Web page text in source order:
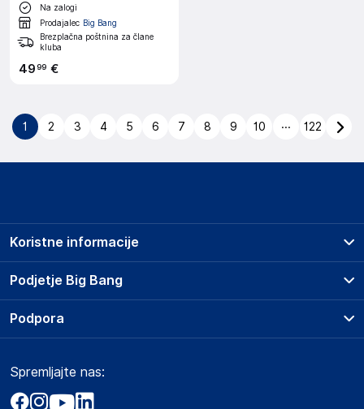
Na zalogi
Prodajalec Big Bang
Brezplačna poštnina za člane
kluba
4999 €
1 2 3 4 5 6 7 8 9 10 ... 122
Podjetje Big Bang
O podjetju
Obvestila za javnost
Akt o digitalnih storitvah
Koristne informacije
Prodajna mesta
Storitve
Dostava, vnos in odvoz
Podpora
Marketplace
Kako oddati naročilo?
Spremljajte nas: